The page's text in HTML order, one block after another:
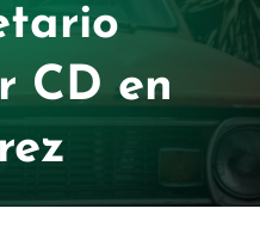
CD en